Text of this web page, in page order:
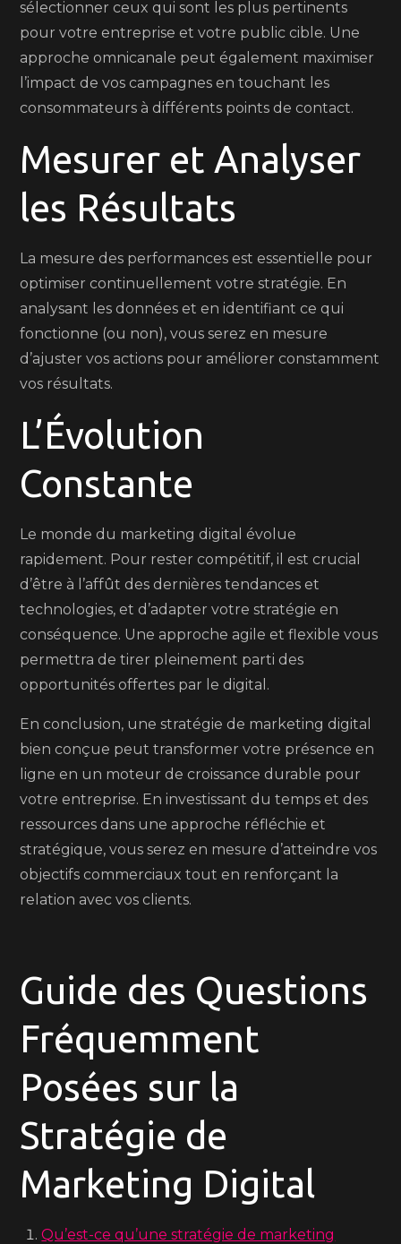
sélectionner ceux qui sont les plus pertinents
pour votre entreprise et votre public cible. Une
approche omnicanale peut également maximiser
l’impact de vos campagnes en touchant les
consommateurs à différents points de contact.
Mesurer et Analyser
les Résultats
La mesure des performances est essentielle pour
optimiser continuellement votre stratégie. En
analysant les données et en identifiant ce qui
fonctionne (ou non), vous serez en mesure
d’ajuster vos actions pour améliorer constamment
vos résultats.
L’Évolution
Constante
Le monde du marketing digital évolue
rapidement. Pour rester compétitif, il est crucial
d’être à l’affût des dernières tendances et
technologies, et d’adapter votre stratégie en
conséquence. Une approche agile et flexible vous
permettra de tirer pleinement parti des
opportunités offertes par le digital.
En conclusion, une stratégie de marketing digital
bien conçue peut transformer votre présence en
ligne en un moteur de croissance durable pour
votre entreprise. En investissant du temps et des
ressources dans une approche réfléchie et
stratégique, vous serez en mesure d’atteindre vos
objectifs commerciaux tout en renforçant la
relation avec vos clients.
Guide des Questions
Fréquemment
Posées sur la
Stratégie de
Marketing Digital
Qu’est-ce qu’une stratégie de marketing